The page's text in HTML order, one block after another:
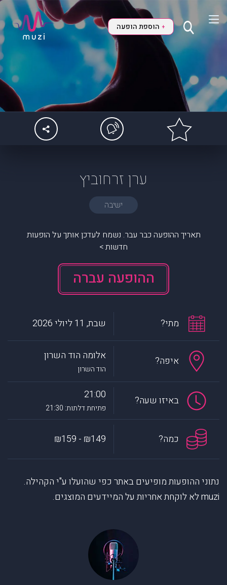
+ הוספת הופעה
ערן זרחוביץ
ישיבה
תאריך ההופעה כבר עבר. נשמח לעדכן אותך על הופעות
חדשות >
ההופעה עברה
מתי? שבת, 11 ליולי 2026
איפה? אלומה הוד השרון
הוד השרון
באיזו שעה? 21:00
פתיחת דלתות: 21:30
כמה? ₪149 - ₪159
נתוני ההופעות מופיעים באתר כפי שהועלו ע"י הקהילה.
muzi לא לוקחת אחריות על המיידעים המוצגים.